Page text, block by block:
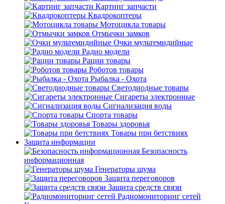
Картинг запчасти
Квадрокоптеры
Мотоцикла товары
Отмычки замков
Очки мультемидийные
Радио модели
Рации товары
Роботов товары
Рыбалка - Охота
Светодиодные товары
Сигареты электронные
Сигнализация воды
Спорта товары
Товары здоровья
Товары при бетствиях
Защита информации
Безопасность
информационная
Генераторы шума
Защита переговоров
Защита средств связи
Радиомониторинг сетей